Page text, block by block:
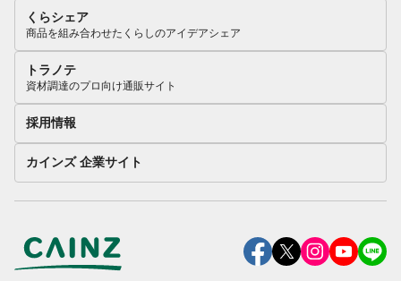
くらシェア
商品を組み合わせたくらしのアイデアシェア
トラノテ
資材調達のプロ向け通販サイト
採用情報
カインズ 企業サイト